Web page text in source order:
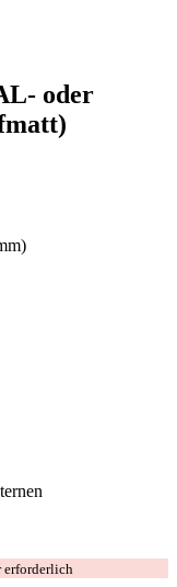
oder
erforderlich